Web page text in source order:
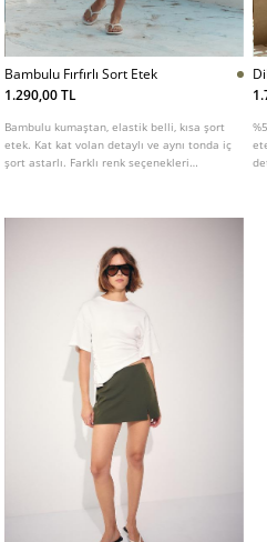
Bambulu Fırfırlı Sort Etek
1.290,00 TL
Bambulu kumaştan, elastik belli, kısa şort
etek. Kat kat volan detaylı ve aynı tonda iç
şort astarlı. Farklı renk seçenekleri